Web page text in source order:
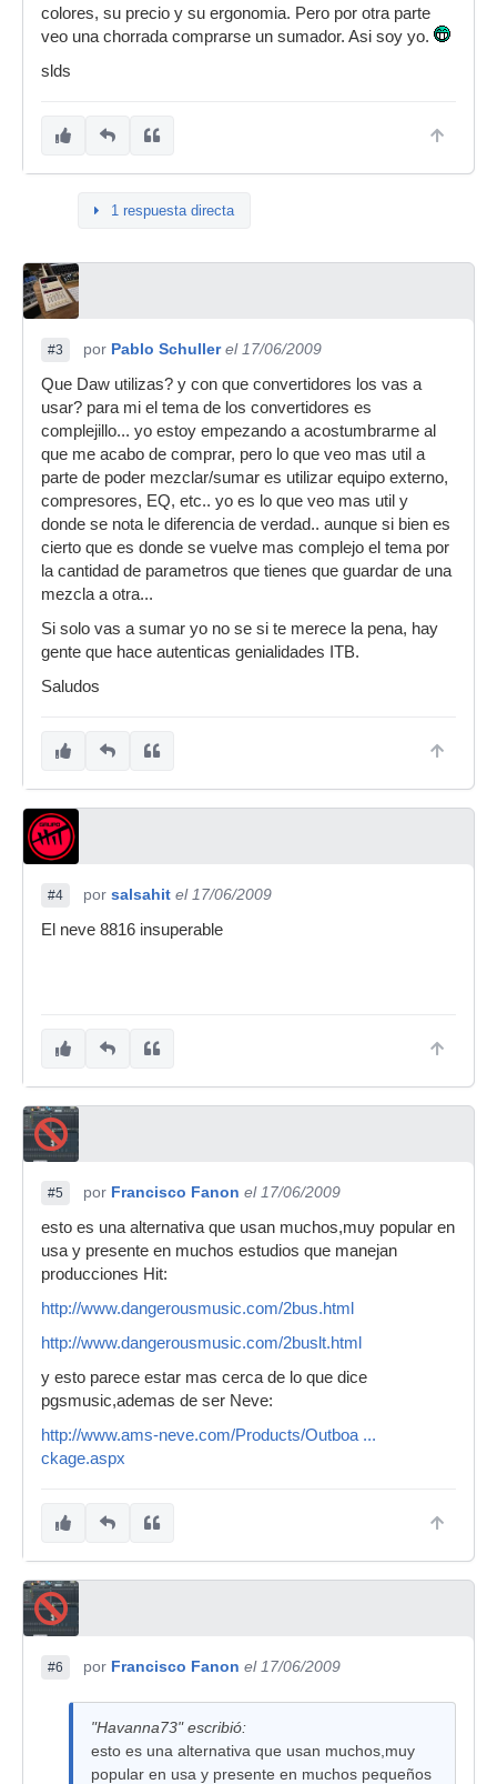
colores, su precio y su ergonomia. Pero por otra parte
veo una chorrada comprarse un sumador. Asi soy yo.
slds
1 respuesta directa
#3 por Pablo Schuller el 17/06/2009
Que Daw utilizas? y con que convertidores los vas a
usar? para mi el tema de los convertidores es
complejillo... yo estoy empezando a acostumbrarme al
que me acabo de comprar, pero lo que veo mas util a
parte de poder mezclar/sumar es utilizar equipo externo,
compresores, EQ, etc.. yo es lo que veo mas util y
donde se nota le diferencia de verdad.. aunque si bien es
cierto que es donde se vuelve mas complejo el tema por
la cantidad de parametros que tienes que guardar de una
mezcla a otra...
Si solo vas a sumar yo no se si te merece la pena, hay
gente que hace autenticas genialidades ITB.
Saludos
#4 por salsahit el 17/06/2009
El neve 8816 insuperable
#5 por Francisco Fanon el 17/06/2009
esto es una alternativa que usan muchos,muy popular en
usa y presente en muchos estudios que manejan
producciones Hit:
http://www.dangerousmusic.com/2bus.html
http://www.dangerousmusic.com/2buslt.html
y esto parece estar mas cerca de lo que dice
pgsmusic,ademas de ser Neve:
http://www.ams-neve.com/Products/Outboa ...
ckage.aspx
#6 por Francisco Fanon el 17/06/2009
"Havanna73" escribió:
esto es una alternativa que usan muchos,muy
popular en usa y presente en muchos pequeños